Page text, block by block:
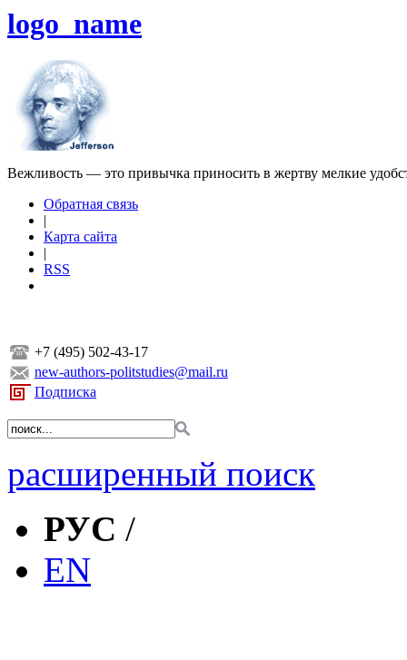
logo_name
Вежливость — это привычка приносить в жертву мелкие
Обратная связь
|
Карта сайта
|
RSS
+7 (495) 502-43-17
new-authors-politstudies@mail.ru
Подписка
расширенный поиск
РУС /
EN